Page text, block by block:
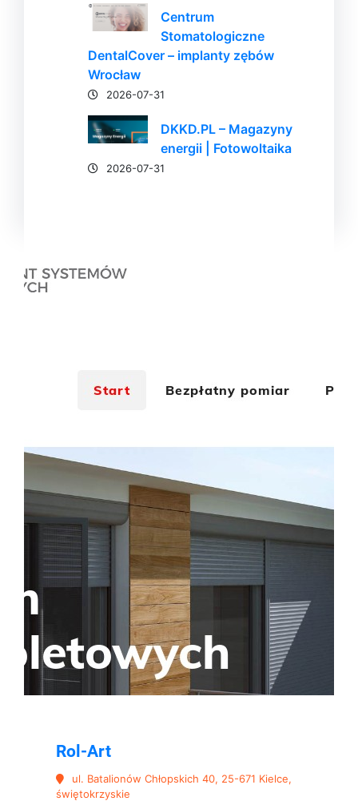
Centrum
Stomatologiczne
DentalCover – implanty zębów
Wrocław
2026-07-31
DKKD.PL – Magazyny
energii | Fotowoltaika
2026-07-31
Rol-Art
ul. Batalionów Chłopskich 40, 25-671 Kielce,
świętokrzyskie